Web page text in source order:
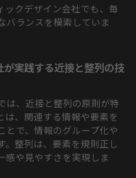
ックデザイン会社でも、毎
バランスを模索していま
実践する近接と整列の技
は、近接と整列の原則が特
は、関連する情報や要素を
とで、情報のグループ化や
。整列は、要素を規則正し
感や見やすさを実現しま